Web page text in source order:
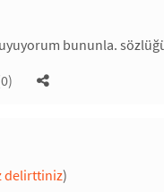
bununla.
delirttiniz)